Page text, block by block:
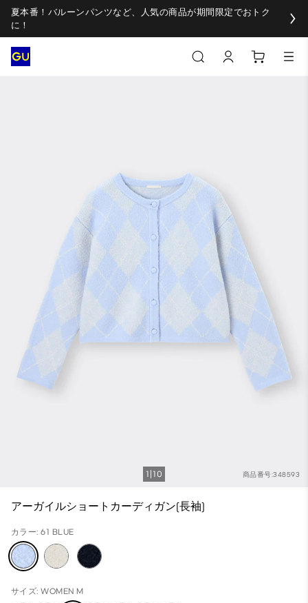
夏本番！バルーンパンツなど、人気の商品が期間限定でおトク
に！
商品番号:348593
1 10
アーガイルショートカーディガン(長袖)
カラー: 61 BLUE
サイズ: WOMEN M